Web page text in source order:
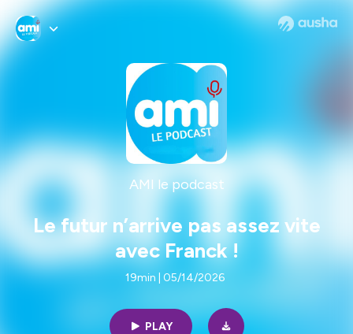
AMI le podcast
Le futur n’arrive pas assez vite
avec Franck !
19min | 05/14/2026
PLAY